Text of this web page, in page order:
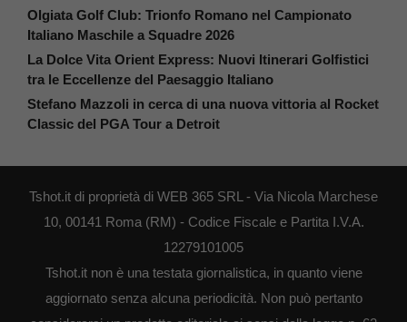
Olgiata Golf Club: Trionfo Romano nel Campionato
Italiano Maschile a Squadre 2026
La Dolce Vita Orient Express: Nuovi Itinerari Golfistici
tra le Eccellenze del Paesaggio Italiano
Stefano Mazzoli in cerca di una nuova vittoria al Rocket
Classic del PGA Tour a Detroit
Tshot.it di proprietà di WEB 365 SRL - Via Nicola Marchese
10, 00141 Roma (RM) - Codice Fiscale e Partita I.V.A.
12279101005
Tshot.it non è una testata giornalistica, in quanto viene
aggiornato senza alcuna periodicità. Non può pertanto